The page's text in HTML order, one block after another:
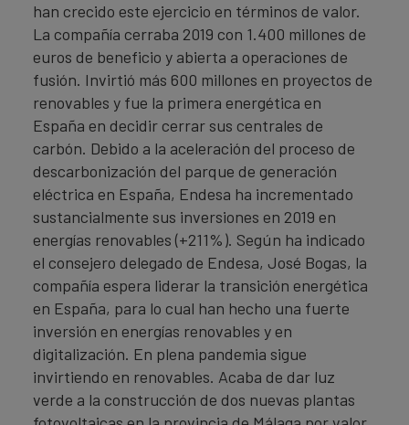
han crecido este ejercicio en términos de valor.
La compañía cerraba 2019 con 1.400 millones de
euros de beneficio y abierta a operaciones de
fusión. Invirtió más 600 millones en proyectos de
renovables y fue la primera energética en
España en decidir cerrar sus centrales de
carbón. Debido a la aceleración del proceso de
descarbonización del parque de generación
eléctrica en España, Endesa ha incrementado
sustancialmente sus inversiones en 2019 en
energías renovables (+211%). Según ha indicado
el consejero delegado de Endesa, José Bogas, la
compañía espera liderar la transición energética
en España, para lo cual han hecho una fuerte
inversión en energías renovables y en
digitalización. En plena pandemia sigue
invirtiendo en renovables. Acaba de dar luz
verde a la construcción de dos nuevas plantas